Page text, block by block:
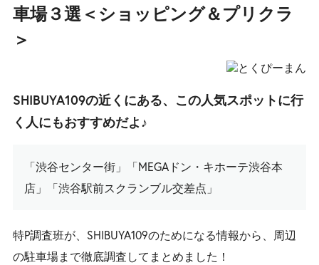
車場３選＜ショッピング＆プリクラ
＞
SHIBUYA109の近くにある、この人気スポットに行
く人にもおすすめだよ♪
「渋谷センター街」「MEGAドン・キホーテ渋谷本
店」「渋谷駅前スクランブル交差点」
特P調査班が、SHIBUYA109のためになる情報から、周辺
の駐車場まで徹底調査してまとめました！